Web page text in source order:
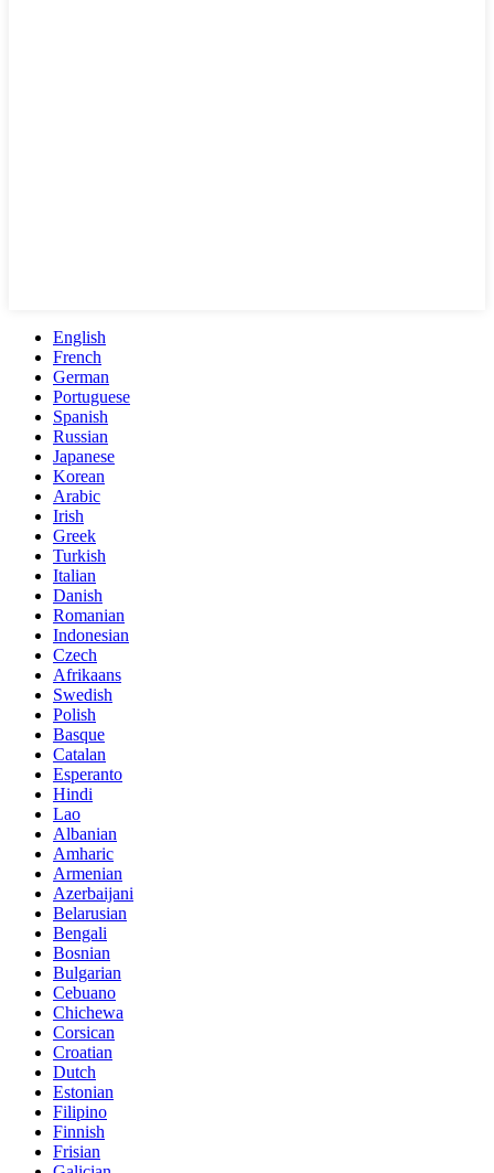
English
French
German
Portuguese
Spanish
Russian
Japanese
Korean
Arabic
Irish
Greek
Turkish
Italian
Danish
Romanian
Indonesian
Czech
Afrikaans
Swedish
Polish
Basque
Catalan
Esperanto
Hindi
Lao
Albanian
Amharic
Armenian
Azerbaijani
Belarusian
Bengali
Bosnian
Bulgarian
Cebuano
Chichewa
Corsican
Croatian
Dutch
Estonian
Filipino
Finnish
Frisian